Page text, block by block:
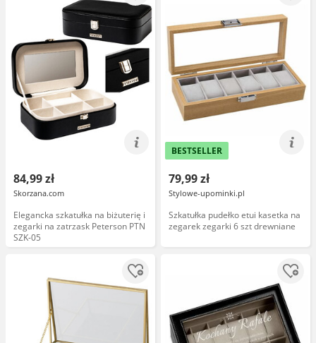
84,99 zł
Skorzana.com
Elegancka szkatułka na biżuterię i
zegarki na zatrzask Peterson PTN
SZK-05
BESTSELLER
79,99 zł
Stylowe-upominki.pl
Szkatułka pudełko etui kasetka na
zegarek zegarki 6 szt drewniane